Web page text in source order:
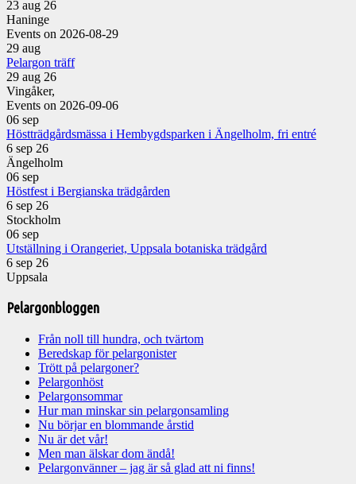
23 aug 26
Haninge
Events on 2026-08-29
29 aug
Pelargon träff
29 aug 26
Vingåker,
Events on 2026-09-06
06 sep
Höstträdgårdsmässa i Hembygdsparken i Ängelholm, fri entré
6 sep 26
Ängelholm
06 sep
Höstfest i Bergianska trädgården
6 sep 26
Stockholm
06 sep
Utställning i Orangeriet, Uppsala botaniska trädgård
6 sep 26
Uppsala
Pelargonbloggen
Från noll till hundra, och tvärtom
Beredskap för pelargonister
Trött på pelargoner?
Pelargonhöst
Pelargonsommar
Hur man minskar sin pelargonsamling
Nu börjar en blommande årstid
Nu är det vår!
Men man älskar dom ändå!
Pelargonvänner – jag är så glad att ni finns!